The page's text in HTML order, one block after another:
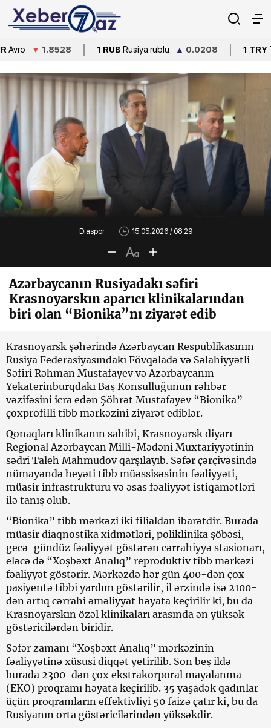
1 RUB Rusiya rublu ▲0.0208 1 TRY Türkiyə lirəsi
Diaspor 15.05.2026 / 08:29
Azərbaycanın Rusiyadakı səfiri
Krasnoyarskın aparıcı klinikalarından
biri olan “Bionika”nı ziyarət edib
Krasnoyarsk şəhərində Azərbaycan Respublikasının
Rusiya Federasiyasındakı Fövqəladə və Səlahiyyətli
Səfiri Rəhman Mustafayev və Azərbaycanın
Yekaterinburqdakı Baş Konsulluğunun rəhbər
vəzifəsini icra edən Şöhrət Mustafayev “Bionika”
çoxprofilli tibb mərkəzini ziyarət ediblər.
Qonaqları klinikanın sahibi, Krasnoyarsk diyarı
Regional Azərbaycan Milli-Mədəni Muxtariyyətinin
sədri Taleh Mahmudov qarşılayıb. Səfər çərçivəsində
nümayəndə heyəti tibb müəssisəsinin fəaliyyəti,
müasir infrastrukturu və əsas fəaliyyət istiqamətləri
ilə tanış olub.
“Bionika” tibb mərkəzi iki filialdan ibarətdir. Burada
müasir diaqnostika xidmətləri, poliklinika şöbəsi,
gecə-gündüz fəaliyyət göstərən cərrahiyyə stasionarı,
eləcə də “Xoşbəxt Analıq” reproduktiv tibb mərkəzi
fəaliyyət göstərir. Mərkəzdə hər gün 400-dən çox
pasiyentə tibbi yardım göstərilir, il ərzində isə 2100-
dən artıq cərrahi əməliyyat həyata keçirilir ki, bu da
Krasnoyarskın özəl klinikaları arasında ən yüksək
göstəricilərdən biridir.
Səfər zamanı “Xoşbəxt Analıq” mərkəzinin
fəaliyyətinə xüsusi diqqət yetirilib. Son beş ildə
burada 2300-dən çox ekstrakorporal mayalanma
(EKO) proqramı həyata keçirilib. 35 yaşadək qadınlar
üçün proqramların effektivliyi 50 faizə çatır ki, bu da
Rusiyanın orta göstəricilərindən yüksəkdir.